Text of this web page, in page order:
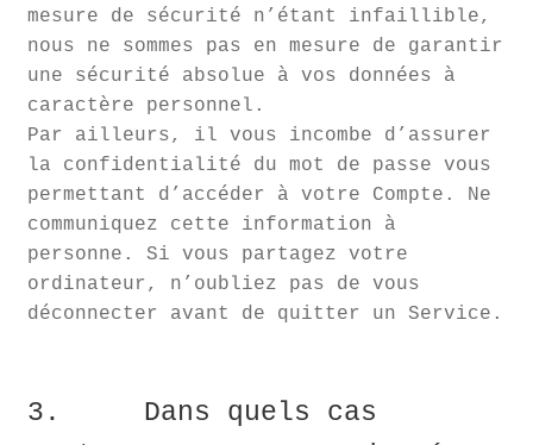
mesure de sécurité n’étant infaillible,
nous ne sommes pas en mesure de garantir
une sécurité absolue à vos données à
caractère personnel.
Par ailleurs, il vous incombe d’assurer
la confidentialité du mot de passe vous
permettant d’accéder à votre Compte. Ne
communiquez cette information à
personne. Si vous partagez votre
ordinateur, n’oubliez pas de vous
déconnecter avant de quitter un Service.
3. Dans quels cas